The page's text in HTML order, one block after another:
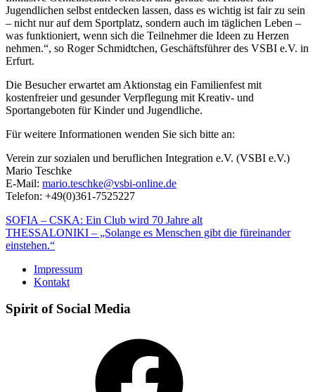
Jugendlichen selbst entdecken lassen, dass es wichtig ist fair zu sein
– nicht nur auf dem Sportplatz, sondern auch im täglichen Leben –
was funktioniert, wenn sich die Teilnehmer die Ideen zu Herzen
nehmen.“, so Roger Schmidtchen, Geschäftsführer des VSBI e.V. in
Erfurt.
Die Besucher erwartet am Aktionstag ein Familienfest mit
kostenfreier und gesunder Verpflegung mit Kreativ- und
Sportangeboten für Kinder und Jugendliche.
Für weitere Informationen wenden Sie sich bitte an:
Verein zur sozialen und beruflichen Integration e.V. (VSBI e.V.)
Mario Teschke
E-Mail: mario.teschke@vsbi-online.de
Telefon: +49(0)361-7525227
Beitragsnavigation
SOFIA – CSKA: Ein Club wird 70 Jahre alt
THESSALONIKI – „Solange es Menschen gibt die füreinander
einstehen.“
Impressum
Kontakt
Spirit of Social Media